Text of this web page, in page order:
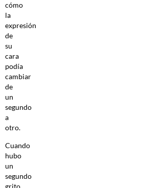
cómo
la
expresión
de
su
cara
podía
cambiar
de
un
segundo
a
otro.
Cuando
hubo
un
segundo
grito,